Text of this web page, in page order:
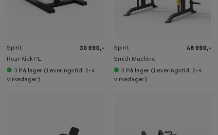
Spirit
Rear Kick PL
30 990,-
3 På lager (Leveringstid: 2-4
virkedager)
Spirit
Smith Machine
48 990,-
3 På lager (Leveringstid: 2-4
virkedager)